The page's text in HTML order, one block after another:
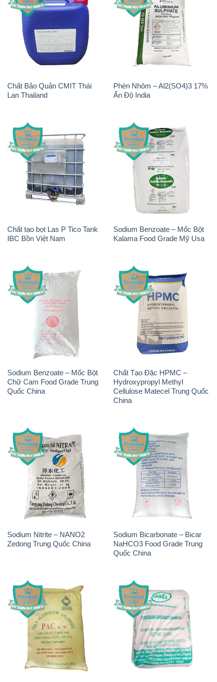
Chất Bảo Quản CMIT Thái
Lan Thailand
Phèn Nhôm – Al2(SO4)3 17%
Ấn Độ India
Chất tạo bọt Las P Tico Tank
IBC Bồn Việt Nam
Sodium Benzoate – Mốc Bột
Kalama Food Grade Mỹ Usa
Sodium Benzoate – Mốc Bột
Chữ Cam Food Grade Trung
Quốc China
Chất Tạo Đặc HPMC –
Hydroxypropyl Methyl
Cellulose Matecel Trung Quốc
China
Sodium Nitrite – NANO2
Zedong Trung Quốc China
Sodium Bicarbonate – Bicar
NaHCO3 Food Grade Trung
Quốc China